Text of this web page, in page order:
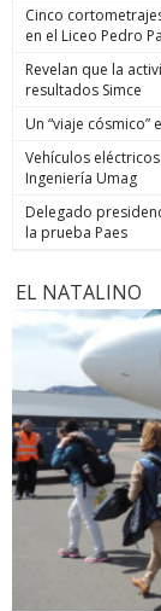
Cinco
en el Liceo Pedro
Revelan que la
resultados Simce
Un “viaje cósmico”
Vehículos
Ingeniería Umag
Delegado
la prueba Paes
EL NATALINO